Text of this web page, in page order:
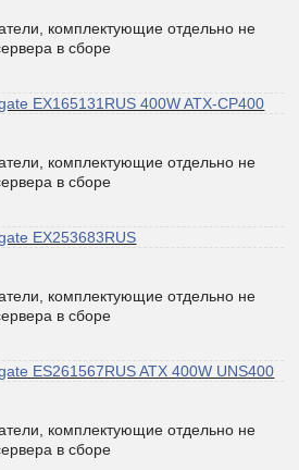
комплектующие отдельно не
в сборе
EX165131RUS 400W ATX-CP400
комплектующие отдельно не
в сборе
EX253683RUS
комплектующие отдельно не
в сборе
ES261567RUS ATX 400W UNS400
комплектующие отдельно не
в сборе